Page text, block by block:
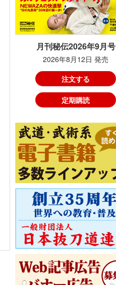
月刊秘伝2026年9月号
2026年8月12日 発売
注文する
定期購読